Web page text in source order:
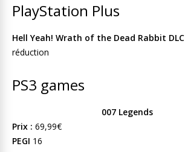
PlayStation Plus
Hell Yeah! Wrath of the Dead Rabbit DLC
réduction
PS3 games
007 Legends
Prix : 69,99€
PEGI 16